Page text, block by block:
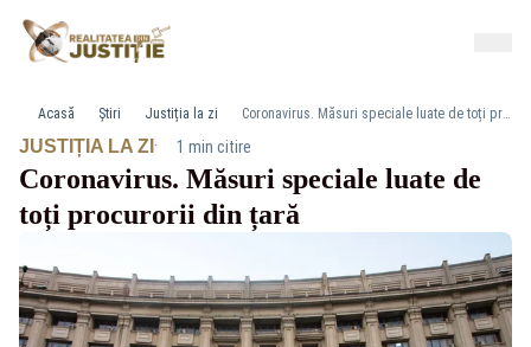
Acasă Știri Justiția la zi Coronavirus. Măsuri speciale luate de toți procurorii din țară
JUSTIȚIA LA ZI · 1 min citire
Coronavirus. Măsuri speciale luate de
toți procurorii din țară